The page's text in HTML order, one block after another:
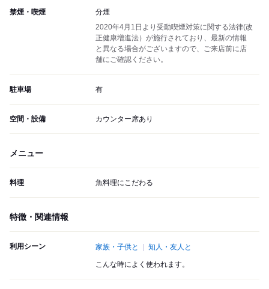
禁煙・喫煙
分煙
2020年4月1日より受動喫煙対策に関する法律(改
正健康増進法）が施行されており、最新の情報
と異なる場合がございますので、ご来店前に店
舗にご確認ください。
駐車場 有
空間・設備 カウンター席あり
メニュー
料理 魚料理にこだわる
特徴・関連情報
利用シーン 家族・子供と 知人・友人と
こんな時によく使われます。